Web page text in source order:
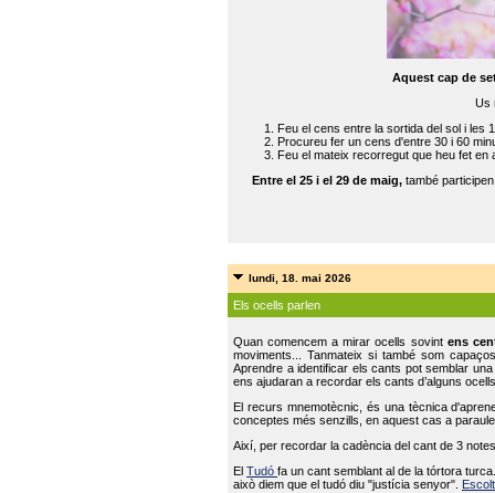
Aquest cap de
Us
Feu el cens entre la sortida del sol i les
Procureu fer un cens d'entre 30 i 60
Feu el mateix recorregut que heu fet en
Entre el 25 i el 29 de maig, també
lundi, 18. mai 2026
Els ocells parlen
Quan comencem a mirar ocells sovint ens
moviments... Tanmateix si també som
Aprendre a identificar els cants pot semblar
ens ajudaran a recordar els cants d’alguns
El recurs mnemotècnic, és una tècnica
conceptes més senzills, en aquest cas a
Així, per recordar la cadència del cant de 3
ElTudófa un cant semblant al de la tórtora
això diem que el tudó diu "justícia senyor".